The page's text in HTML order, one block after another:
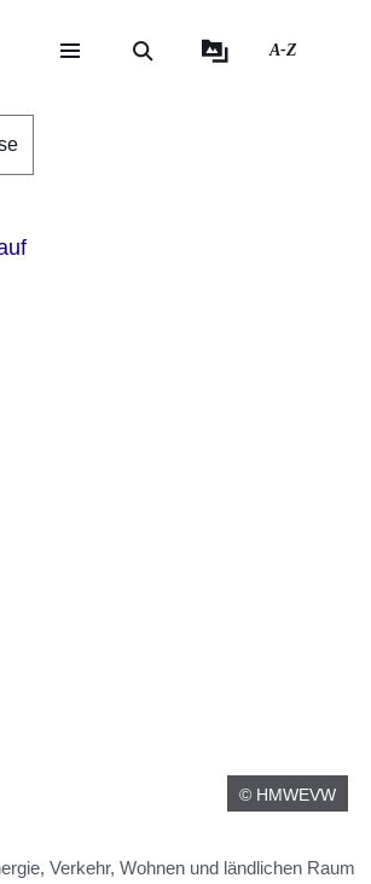
A-Z
© HMWEVW
Verkehr, Wohnen und ländlichen Raum